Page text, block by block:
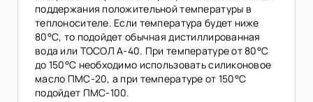
поддержания положительной температуры в
теплоносителе. Если температура будет ниже
80°С, то подойдет обычная дистиллированная
вода или ТОСОЛ А-40. При температуре от 80°С
до 150°С необходимо использовать силиконовое
масло ПМС-20, а при температуре от 150°С
подойдет ПМС-100.